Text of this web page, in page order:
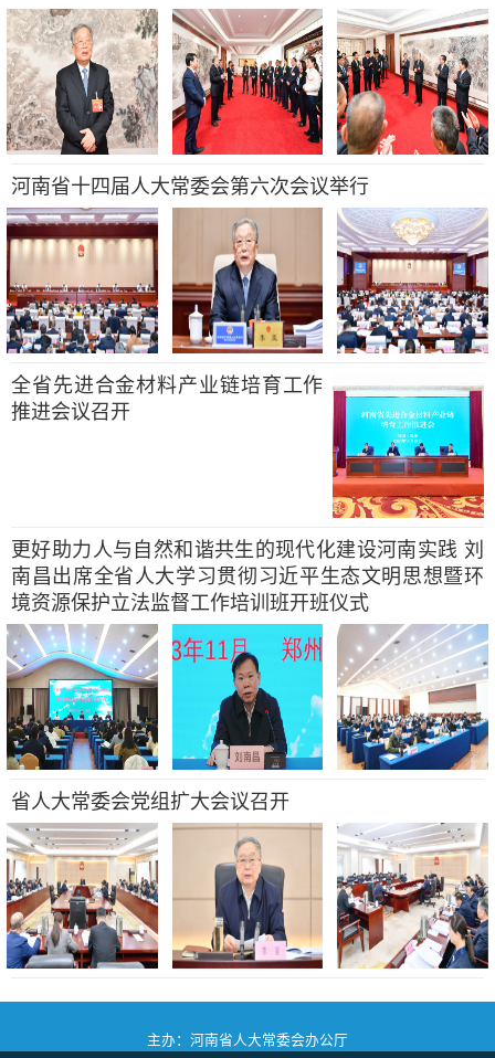
河南省十四届人大常委会第六次会议举行
全省先进合金材料产业链培育工作
推进会议召开
更好助力人与自然和谐共生的现代化建设河南实践 刘
南昌出席全省人大学习贯彻习近平生态文明思想暨环
境资源保护立法监督工作培训班开班仪式
省人大常委会党组扩大会议召开
主办：河南省人大常委会办公厅